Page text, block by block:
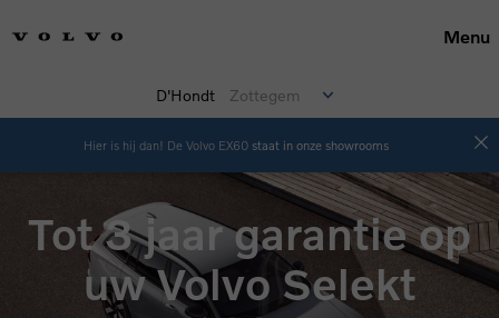
Menu
D'Hondt Zottegem
Hier is hij dan! De Volvo EX60 staat in onze showrooms
Tot 3 jaar garantie op
uw Volvo Selekt